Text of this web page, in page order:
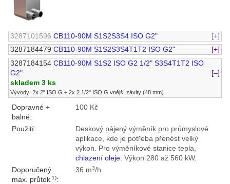
3287101596 CB110-90M S1S2S3S4 ISO G2"
[+]
3287184479 CB110-90M S1S2S3S4T1T2 ISO G2"
[+]
3287184154 CB110-90M S1S2 ISO G2 1/2" S3S4T1T2 ISO
G2"
[–]
skladem 3 ks
Vývody: 2x 2" ISO G + 2x 2 1/2" ISO G vnější závity (48 mm)
Dopravné +
balné:
100 Kč
Použití:
Deskový pájený výměník pro průmyslové
aplikace, kde je potřeba přenést velký
výkon. Pro výměníkové stanice tepla,
chlazení oleje. Výkon 280 až 560 kW.
Doporučený
max. průtok1):
36 m3/h